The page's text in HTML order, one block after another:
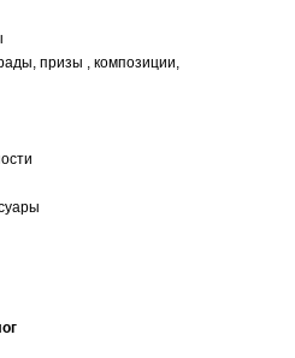
призы , композиции,